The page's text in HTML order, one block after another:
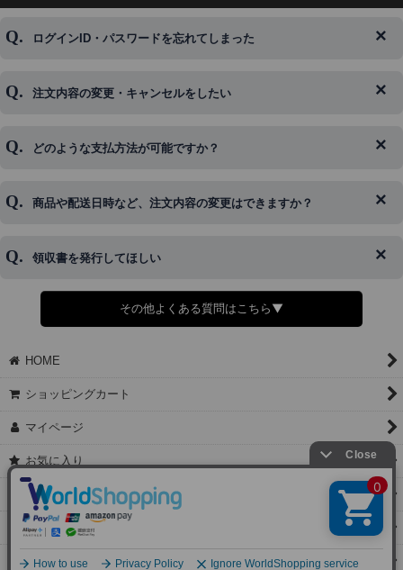
ログインID・パスワードを忘れてしまった
◆下記ページより、ログインIDの変更が可能です。
注文内容の変更・キャンセルをしたい
◆即日発送を行なっている関係上、午後以降のご連絡やキャンセル
※発送後、発送準備が完了しお手続きが間に合わない場合は変更、
どのような支払方法が可能ですか？
◆代金引換・クレジットカード・携帯キャリア決済・おねだり決
商品や配送日時など、注文内容の変更はできますか？
◆商品発送前の変更は承っております。
さい。
領収書を発行してほしい
◆領収書はご希望頂いた場合のみ発行しております。
【これからご注文する場合】
願いします。
②宛名（空欄は上様は不可）
【すでにご注文が完了している場合】
①お電話・メール・LINEにて領収書希望の連絡をお願い致します
②後日、郵送にて領収書を送らせて頂きます。
【マイページから発行する場合】
その他よくある質問はこちら▼
HOME
ショッピングカート
マイページ
お気に入り
特定商取引法表示
ご利用案内
お問い合せ